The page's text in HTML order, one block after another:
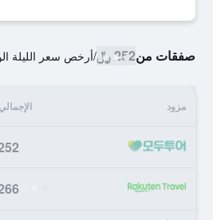
صفقات من252 ﷼ /أرخص سعر الليلة
مزود
252
266